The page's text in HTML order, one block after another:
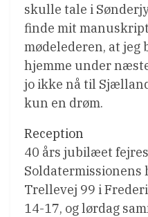
skulle tale i
finde mit
mødelederen, at jeg
hjemme under
jo ikke nå til
kun en drøm.
Reception
40 års jubilæet
Soldatermissionens
Trellevej 99 i
14-17, og lørdag